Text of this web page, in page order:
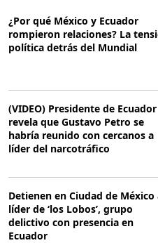
¿Por qué México y Ecuador
rompieron relaciones? La
política detrás del Mundial
(VIDEO) Presidente de Ecuador
revela que Gustavo Petro se
habría reunido con cercanos a
líder del narcotráfico
Detienen en Ciudad de México
líder de ‘los Lobos’, grupo
delictivo con presencia en
Ecuador